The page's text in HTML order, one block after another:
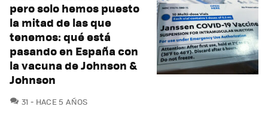
pero solo hemos puesto
la mitad de las que
tenemos: qué está
pasando en España con
la vacuna de Johnson &
Johnson
31 COMENTARIOS
HACE 5 AÑOS